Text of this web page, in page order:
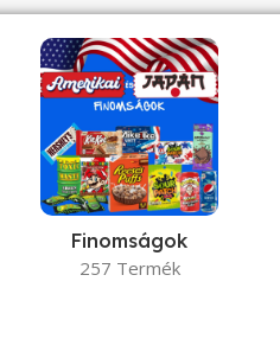
Finomságok
257 Termék